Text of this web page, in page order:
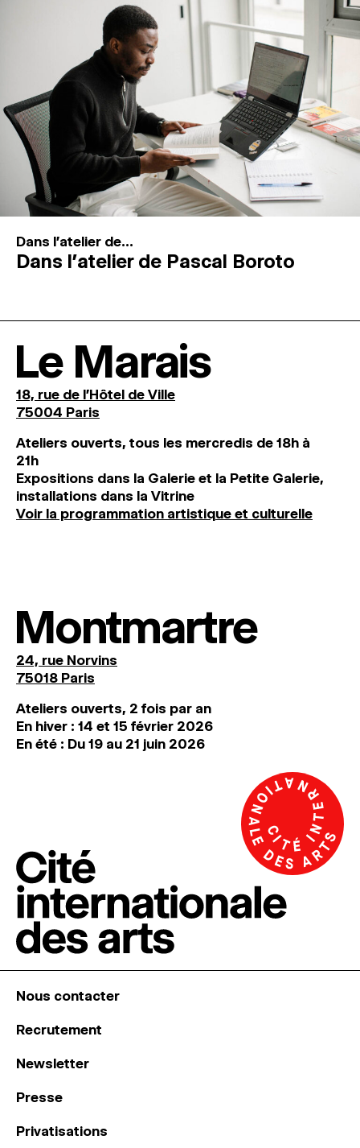
Dans l'atelier de...
Dans l’atelier de Pascal Boroto
Le Marais
18, rue de l'Hôtel de Ville
75004 Paris
Ateliers ouverts, tous les mercredis de 18h à
21h
Expositions dans la Galerie et la Petite Galerie,
installations dans la Vitrine
Voir la programmation artistique et culturelle
Montmartre
24, rue Norvins
75018 Paris
Ateliers ouverts, 2 fois par an
En hiver : 14 et 15 février 2026
En été : Du 19 au 21 juin 2026
Nous contacter
Recrutement
Newsletter
Presse
Privatisations